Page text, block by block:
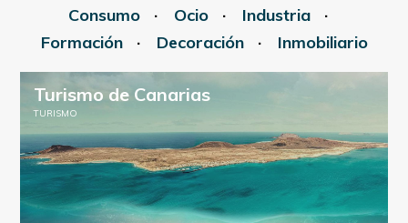
Consumo
Ocio
Industria
Formación
Decoración Inmobiliario
Turismo de Canarias
TURISMO